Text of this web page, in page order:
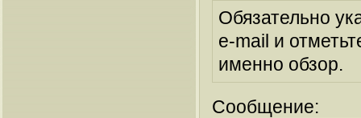
Обязательно
e-mail и
именно обзор.
Сообщение: